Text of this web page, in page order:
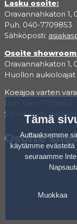
Lasku osoite:
Oravannahkatori 1,
Puh. 040-7709853
Sähköposti:
Osoite
Oravannahkatori 1,
Huollon aukioloajat
Koeajoa varten
Sähköposti:
Osoite
Tämä
Auttaaksemme
käytämme evästeitä
seuraamme
Muokkaa